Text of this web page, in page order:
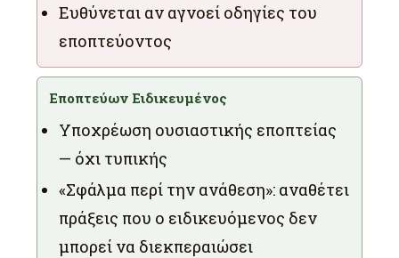
Ευθύνεται αν αγνοεί οδηγίες του
εποπτεύοντος
Εποπτεύων Ειδικευμένος
Υποχρέωση ουσιαστικής εποπτείας
— όχι τυπικής
«Σφάλμα περί την ανάθεση»: αναθέτει
πράξεις που ο ειδικευόμενος δεν
μπορεί να διεκπεραιώσει